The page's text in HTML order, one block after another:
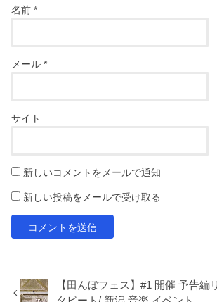
名前*
メール*
サイト
新しいコメントをメールで通知
新しい投稿をメールで受け取る
【田んぼフェス】#1 開催 予告編